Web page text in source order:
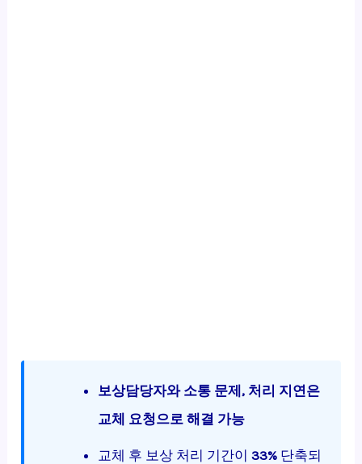
보상담당자와 소통 문제, 처리 지연은
교체 요청으로 해결 가능
교체 후 보상 처리 기간이33% 단축되